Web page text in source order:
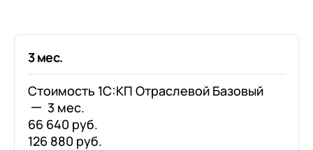
3 мес.
Стоимость 1С:КП Отраслевой Базовый
3 мес.
66 640 руб.
126 880 руб.